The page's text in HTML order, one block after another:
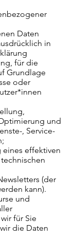
Daten
in
für die
Grundlage
oder
und
, Service-
eines effektiven
(der
kann).
und
für Sie
die Daten